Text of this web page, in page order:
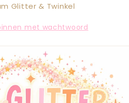
Glitter & Twinkel
met wachtwoord